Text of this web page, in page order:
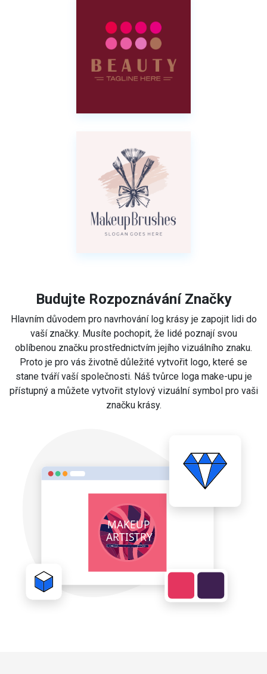
Budujte Rozpoznávání Značky
Hlavním důvodem pro navrhování log krásy je zapojit lidi do
vaší značky. Musíte pochopit, že lidé poznají svou
oblíbenou značku prostřednictvím jejího vizuálního znaku.
Proto je pro vás životně důležité vytvořit logo, které se
stane tváří vaší společnosti. Náš tvůrce loga make-upu je
přístupný a můžete vytvořit stylový vizuální symbol pro vaši
značku krásy.